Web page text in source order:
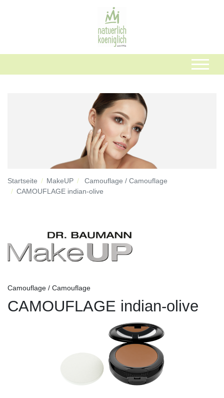
Startseite MakeUP
Camouflage / Camouflage
CAMOUFLAGE indian-olive
Camouflage / Camouflage
CAMOUFLAGE indian-olive